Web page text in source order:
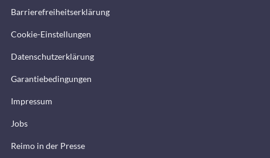
Barrierefreiheitserklärung
Cookie-Einstellungen
Datenschutzerklärung
Garantiebedingungen
Impressum
Jobs
Reimo in der Presse